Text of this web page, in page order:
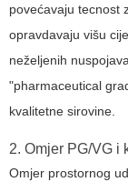
povećavaju tecnost
opravdavaju višu
neželjenih
"pharmaceutical
kvalitetne sirovine.
2. Omjer PG/VG i
Omjer prostornog